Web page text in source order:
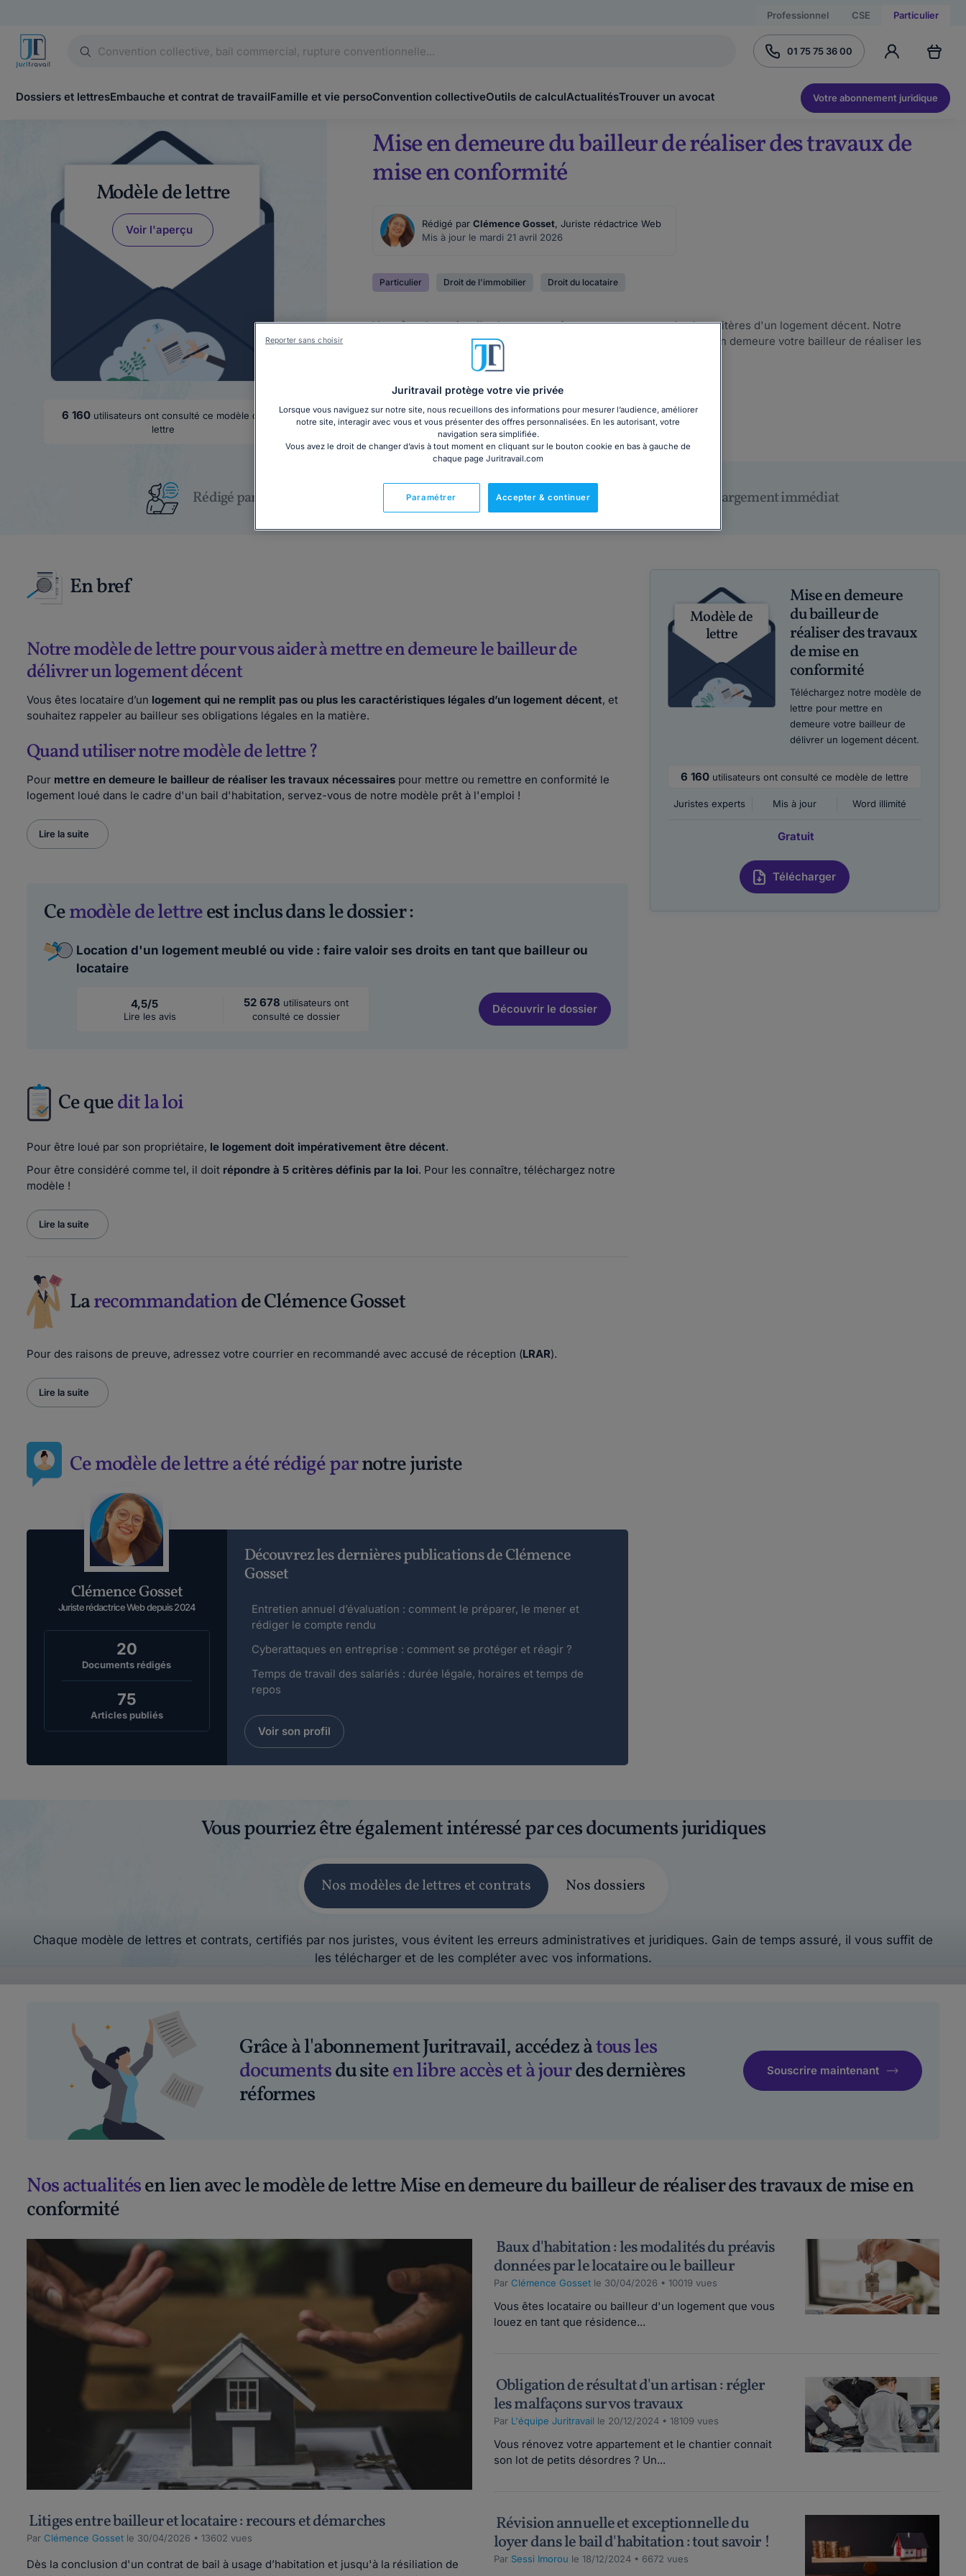
Professionnel CSE Particulier
01 75 75 36 00
Dossiers et lettresEmbauche et contrat de travailFamille et vie persoConvention collectiveOutils de calculActualitésTrouver un avocat Votre abonnement juridique
Modèle de lettre
Voir l'aperçu
6 160 utilisateurs ont consulté ce modèle de
lettre
Mise en demeure du bailleur de réaliser des travaux de
mise en conformité
Rédigé parClémence Gosset, Juriste rédactrice Web
Mis à jour le mardi 21 avril 2026
Particulier Droit de l'immobilier Droit du locataire
Vous êtes locataire d’un logement qui ne respecte pas ou plus les critères d'un logement décent. Notre
modèle de lettre est fait pour vous ! Il va vous permettre de mettre en demeure votre bailleur de réaliser les
Gratuit Télécharger
Rédigé par un juriste Prêt à l'emploi Téléchargement immédiat
En bref
Notre modèle de lettre pour vous aider à mettre en demeure le bailleur de
délivrer un logement décent
Vous êtes locataire d’un logement qui ne remplit pas ou plus les caractéristiques légales d’un logement décent, et
souhaitez rappeler au bailleur ses obligations légales en la matière.
Quand utiliser notre modèle de lettre ?
Pour mettre en demeure le bailleur de réaliser les travaux nécessaires pour mettre ou remettre en conformité le
logement loué dans le cadre d'un bail d'habitation, servez-vous de notre modèle prêt à l'emploi !
Lire la suite
Cemodèle de lettreest inclus dans le dossier :
Location d'un logement meublé ou vide : faire valoir ses droits en tant que bailleur ou
locataire
4,5/5
Lire les avis
52 678 utilisateurs ont
consulté ce dossier
Découvrirle dossier
Ce quedit la loi
Pour être loué par son propriétaire, le logement doit impérativement être décent.
Pour être considéré comme tel, il doit répondre à 5 critères définis par la loi. Pour les connaître, téléchargez notre
modèle !
Lire la suite
Larecommandationde Clémence Gosset
Pour des raisons de preuve, adressez votre courrier en recommandé avec accusé de réception (LRAR).
Lire la suite
Ce modèle de lettre a été rédigé parnotre juriste
Clémence Gosset
Juriste rédactrice Web depuis 2024
20
Documents rédigés
75
Articles publiés
Découvrez les dernières publications de Clémence
Gosset
Entretien annuel d’évaluation : comment le préparer, le mener et
rédiger le compte rendu
Cyberattaques en entreprise : comment se protéger et réagir ?
Temps de travail des salariés : durée légale, horaires et temps de
repos
Voir son profil
Modèle de
lettre
Mise en demeure
du bailleur de
réaliser des travaux
de mise en
conformité
Téléchargez notre modèle de
lettre pour mettre en
demeure votre bailleur de
délivrer un logement décent.
6 160 utilisateurs ont consulté ce modèle de lettre
Juristes experts Mis à jour Word illimité
Gratuit
Télécharger
Vous pourriez être également intéressé par ces documents juridiques
Nos modèles de lettres et contrats Nos dossiers
Chaque modèle de lettres et contrats, certifiés par nos juristes, vous évitent les erreurs administratives et juridiques. Gain de temps assuré, il vous suffit de
les télécharger et de les compléter avec vos informations.
Grâce à l'abonnement Juritravail, accédez àtous les
documentsdu siteen libre accès et à jourdes dernières
réformes
Souscrire maintenant
Nos actualitésen lien avec le modèle de lettre Mise en demeure du bailleur de réaliser des travaux de mise en
conformité
Litiges entre bailleur et locataire : recours et démarches
Par Clémence Gosset le 30/04/2026 • 13602 vues
Dès la conclusion d'un contrat de bail à usage d’habitation et jusqu'à la résiliation de
Baux d'habitation : les modalités du préavis
données par le locataire ou le bailleur
Par Clémence Gosset le 30/04/2026 • 10019 vues
Vous êtes locataire ou bailleur d'un logement que vous
louez en tant que résidence...
Obligation de résultat d'un artisan : régler
les malfaçons sur vos travaux
Par L'équipe Juritravail le 20/12/2024 • 18109 vues
Vous rénovez votre appartement et le chantier connait
son lot de petits désordres ? Un...
Révision annuelle et exceptionnelle du
loyer dans le bail d'habitation : tout savoir !
Par Sessi Imorou le 18/12/2024 • 6672 vues
Juritravail protège votre vie privée
Lorsque vous naviguez sur notre site, nous recueillons des informations pour mesurer l’audience, améliorer
notre site, interagir avec vous et vous présenter des offres personnalisées. En les autorisant, votre
navigation sera simplifiée.
Vous avez le droit de changer d’avis à tout moment en cliquant sur le bouton cookie en bas à gauche de
chaque page Juritravail.com
Accepter & continuer
Paramétrer
Reporter sans choisir